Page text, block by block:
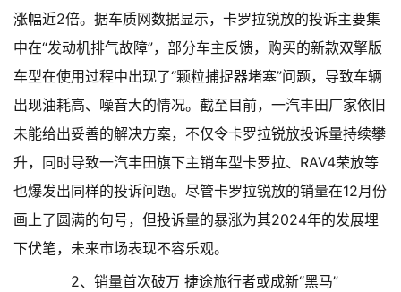
涨幅近2倍。据车质网数据显示，卡罗拉锐放的投诉主要集
中在“发动机排气故障”，部分车主反馈，购买的新款双擎版
车型在使用过程中出现了“颗粒捕捉器堵塞”问题，导致车辆
出现油耗高、噪音大的情况。截至目前，一汽丰田厂家依旧
未能给出妥善的解决方案，不仅令卡罗拉锐放投诉量持续攀
升，同时导致一汽丰田旗下主销车型卡罗拉、RAV4荣放等
也爆发出同样的投诉问题。尽管卡罗拉锐放的销量在12月份
画上了圆满的句号，但投诉量的暴涨为其2024年的发展埋
下伏笔，未来市场表现不容乐观。
2、销量首次破万 捷途旅行者或成新“黑马”